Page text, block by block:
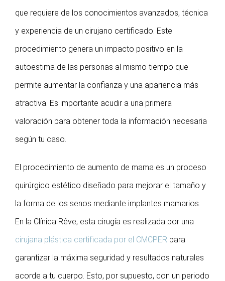
que requiere de los conocimientos avanzados, técnica
y experiencia de un cirujano certificado. Este
procedimiento genera un impacto positivo en la
autoestima de las personas al mismo tiempo que
permite aumentar la confianza y una apariencia más
atractiva. Es importante acudir a una primera
valoración para obtener toda la información necesaria
según tu caso.
El procedimiento de aumento de mama es un proceso
quirúrgico estético diseñado para mejorar el tamaño y
la forma de los senos mediante implantes mamarios.
En la Clínica Rêve, esta cirugía es realizada por una
cirujana plástica certificada por el CMCPER para
garantizar la máxima seguridad y resultados naturales
acorde a tu cuerpo. Esto, por supuesto, con un periodo